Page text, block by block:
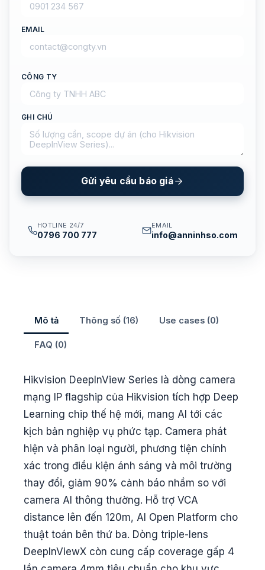
EMAIL
CÔNG TY
GHI CHÚ
Gửi yêu cầu báo giá
HOTLINE 24/7
0796 700 777
EMAIL
info@anninhso.com
Mô tả Thông số (16) Use cases (0)
FAQ (0)
Hikvision DeepInView Series là dòng camera
mạng IP flagship của Hikvision tích hợp Deep
Learning chip thế hệ mới, mang AI tới các
kịch bản nghiệp vụ phức tạp. Camera phát
hiện và phân loại người, phương tiện chính
xác trong điều kiện ánh sáng và môi trường
thay đổi, giảm 90% cảnh báo nhầm so với
camera AI thông thường. Hỗ trợ VCA
distance lên đến 120m, AI Open Platform cho
thuật toán bên thứ ba. Dòng triple-lens
DeepInViewX còn cung cấp coverage gấp 4